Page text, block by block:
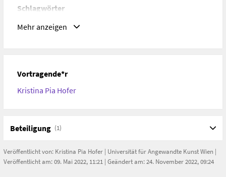
Schlagwörter
Mehr anzeigen
Vortragende*r
Kristina Pia Hofer
Beteiligung (1)
Veröffentlicht von: Kristina Pia Hofer| Universität für Angewandte Kunst Wien |
Veröffentlicht am: 09. Mai 2022, 11:21 | Geändert am: 24. November 2022, 09:24